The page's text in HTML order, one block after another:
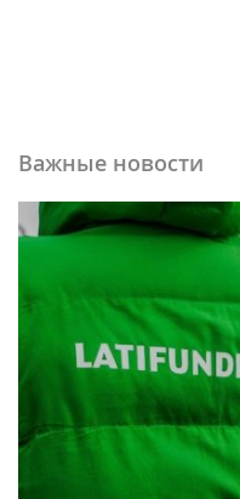
Важные новости